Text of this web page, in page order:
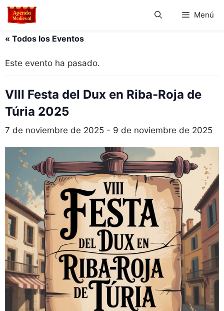
Saltar
Menú
« Todos los Eventos
Este evento ha pasado.
VIII Festa del Dux en Riba-Roja de
Túria 2025
7 de noviembre de 2025 - 9 de noviembre de 2025